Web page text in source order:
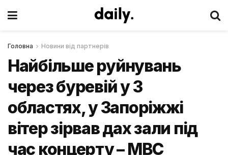
Головна Новини від партнерів
Найбільше руйнувань
через буревій у 3
областях, у Запоріжжі
вітер зірвав дах зали під
час концерту – МВС